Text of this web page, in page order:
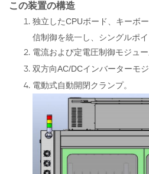
この装置の構造
独立したCPUボード、キーボ
信制御を統一し、シングルポ
電流および定電圧制御モジュー
双方向AC/DCインバーターモジ
電動式自動開閉クランプ。